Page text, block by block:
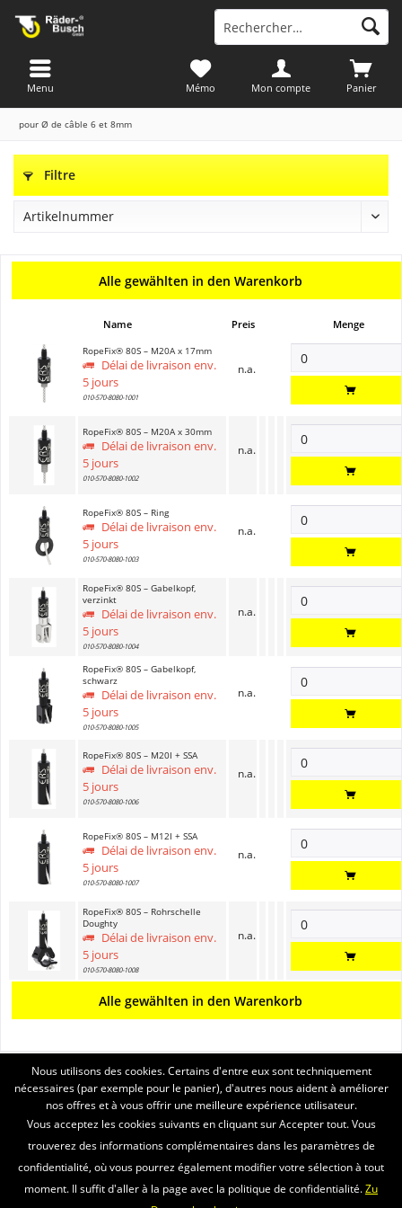
Panier
Mémo Mon compte
Menu
pour Ø de câble 6 et 8mm
Filtre
Alle gewählten in den Warenkorb
Name Preis Menge
RopeFix® 80S – M20A x 17mm
Délai de livraison env.
5 jours
010-570-8080-1001
n.a.
RopeFix® 80S – M20A x 30mm
Délai de livraison env.
5 jours
010-570-8080-1002
n.a.
RopeFix® 80S – Ring
Délai de livraison env.
5 jours
010-570-8080-1003
n.a.
RopeFix® 80S – Gabelkopf,
verzinkt
Délai de livraison env.
5 jours
010-570-8080-1004
n.a.
RopeFix® 80S – Gabelkopf,
schwarz
Délai de livraison env.
5 jours
010-570-8080-1005
n.a.
RopeFix® 80S – M20I + SSA
Délai de livraison env.
5 jours
010-570-8080-1006
n.a.
RopeFix® 80S – M12I + SSA
Délai de livraison env.
5 jours
010-570-8080-1007
n.a.
RopeFix® 80S – Rohrschelle
Doughty
Délai de livraison env.
5 jours
010-570-8080-1008
n.a.
Alle gewählten in den Warenkorb
ASSISTANCE
SERVICE
INFORMATIONS
Nous utilisons des cookies. Certains d'entre eux sont techniquement
nécessaires (par exemple pour le panier), d'autres nous aident à améliorer
nos offres et à vous offrir une meilleure expérience utilisateur.
Vous acceptez les cookies suivants en cliquant sur Accepter tout. Vous
trouverez des informations complémentaires dans les paramètres de
confidentialité, où vous pourrez également modifier votre sélection à tout
moment. Il suffit d'aller à la page avec la politique de confidentialité.Zu